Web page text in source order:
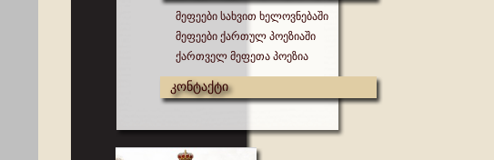
მეფეები სახვით ხელოვნებაში
მეფეები ქართულ პოეზიაში
ქართველ მეფეთა პოეზია
კონტაქტი